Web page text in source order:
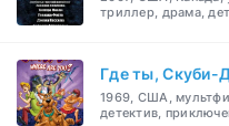
триллер, драма,
Где ты, Скуби-
1969, США,
детектив,